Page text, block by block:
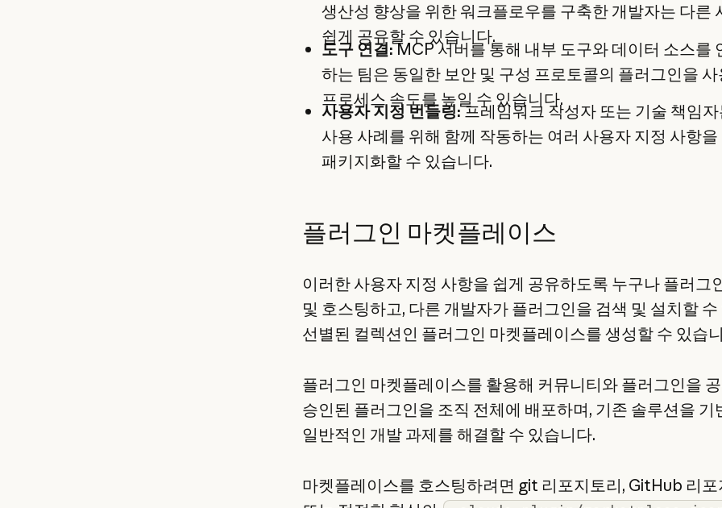
생산성 향상을 위한 워크플로우를 구축한 개발자는 다른
쉽게 공유할 수 있습니다.
도구 연결:MCP 서버를 통해 내부 도구와 데이터 소스를
하는 팀은 동일한 보안 및 구성 프로토콜의 플러그인을 사
프로세스 속도를 높일 수 있습니다.
사용자 지정 번들링:프레임워크 작성자 또는 기술 책임자
사용 사례를 위해 함께 작동하는 여러 사용자 지정 사항을
패키지화할 수 있습니다.
플러그인 마켓플레이스
이러한 사용자 지정 사항을 쉽게 공유하도록 누구나 플러그
및 호스팅하고, 다른 개발자가 플러그인을 검색 및 설치할 수
선별된 컬렉션인 플러그인 마켓플레이스를 생성할 수 있습
플러그인 마켓플레이스를 활용해 커뮤니티와 플러그인을
승인된 플러그인을 조직 전체에 배포하며, 기존 솔루션을 기
일반적인 개발 과제를 해결할 수 있습니다.
마켓플레이스를 호스팅하려면 git 리포지토리, GitHub 리포